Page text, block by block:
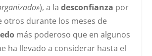
), a ladesconfianza por
otros durante los meses de
más poderoso que en algunos
ha llevado a considerar hasta el